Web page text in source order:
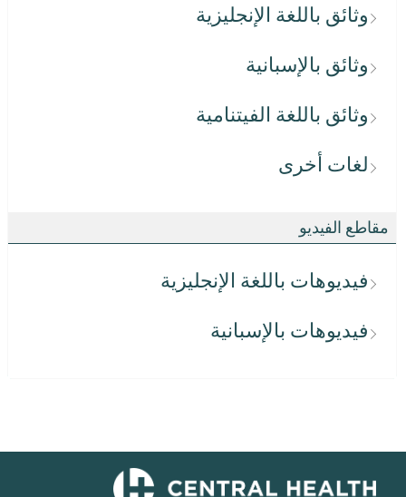
وثائق باللغة الإنجليزية
وثائق بالإسبانية
وثائق باللغة الفيتنامية
لغات أخرى
مقاطع الفيديو
فيديوهات باللغة الإنجليزية
فيديوهات بالإسبانية